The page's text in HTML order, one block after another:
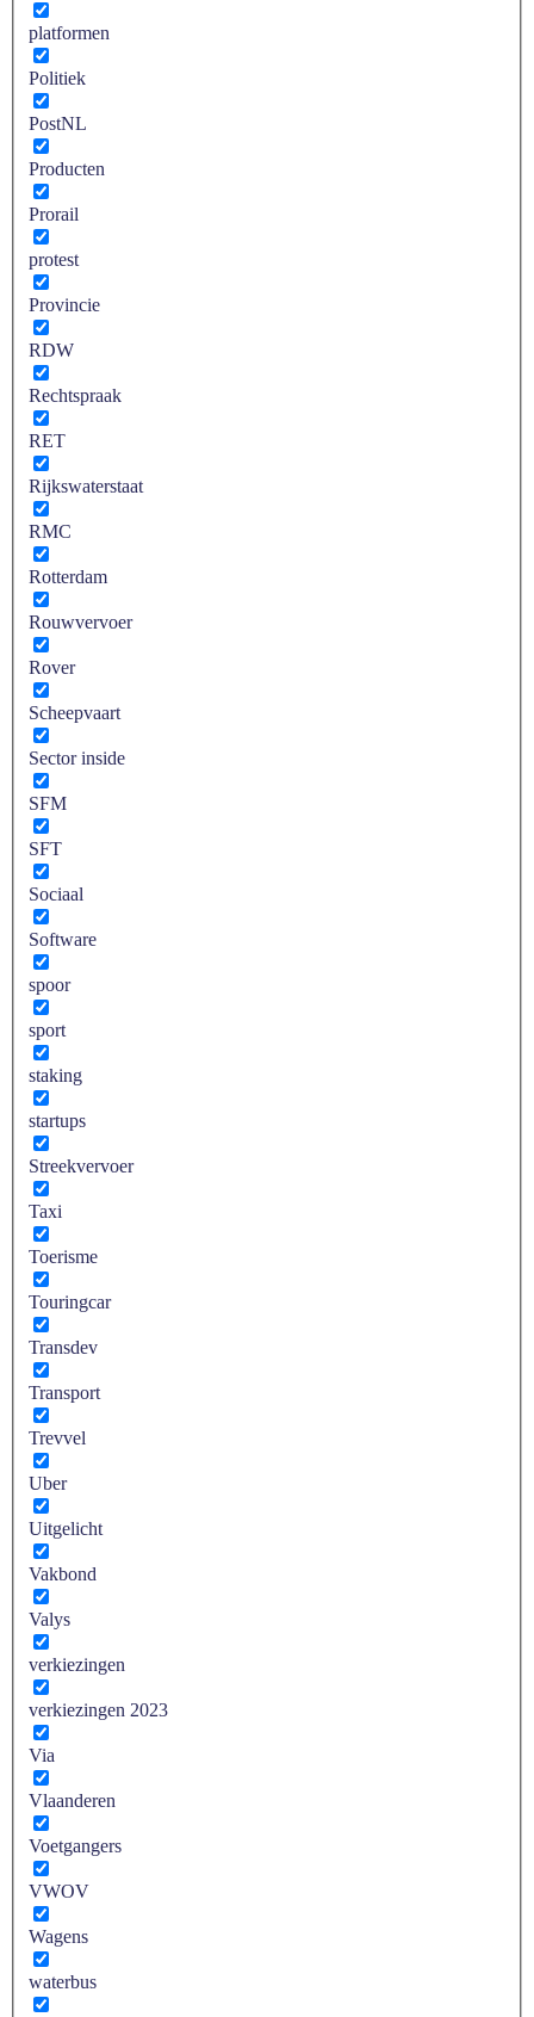
platformen
Politiek
PostNL
Producten
Prorail
protest
Provincie
RDW
Rechtspraak
RET
Rijkswaterstaat
RMC
Rotterdam
Rouwvervoer
Rover
Scheepvaart
Sector inside
SFM
SFT
Sociaal
Software
spoor
sport
staking
startups
Streekvervoer
Taxi
Toerisme
Touringcar
Transdev
Transport
Trevvel
Uber
Uitgelicht
Vakbond
Valys
verkiezingen
verkiezingen 2023
Via
Vlaanderen
Voetgangers
VWOV
Wagens
waterbus